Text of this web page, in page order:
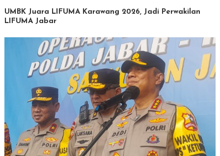
UMBK Juara LIFUMA Karawang 2026, Jadi Perwakilan
LIFUMA Jabar